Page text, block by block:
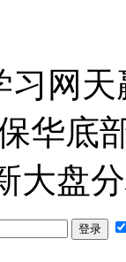
习网
华底
大盘